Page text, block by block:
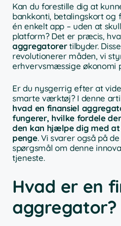
Kan du forestille dig at
bankkonti, betalingskort og
én enkelt app – uden at
platform? Det er præcis,
aggregatorertilbyder.
revolutionerer måden, vi
erhvervsmæssige økonomi
Er du nysgerrig efter at
smarte værktøj? I denne
hvad en finansiel
fungerer, hvilke fordele
den kan hjælpe dig med
penge. Vi svarer også på
spørgsmål om denne
tjeneste.
Hvad er en
aggregator?